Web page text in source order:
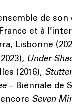
de
et à
Lisbonne
Under
(2016),
– Biennale de
Seven